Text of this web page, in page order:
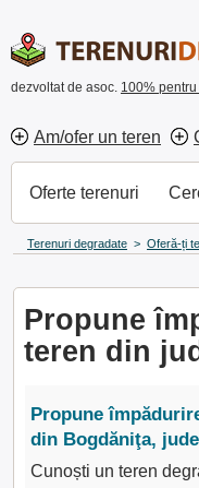
dezvoltat de asoc. 100%
Am/ofer un teren
Oferte terenuri
Terenuri degradate > Oferă-ți
Propune
teren din
Propune
din Bogdăniţa,
Cunoști un teren